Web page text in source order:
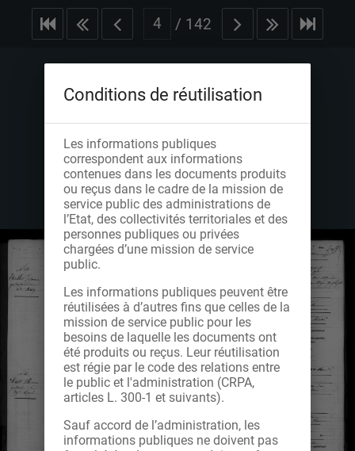
/ 142
Conditions de réutilisation
Les informations publiques
correspondent aux informations
contenues dans les documents produits
ou reçus dans le cadre de la mission de
service public des administrations de
l’Etat, des collectivités territoriales et des
personnes publiques ou privées
chargées d’une mission de service
public.
Les informations publiques peuvent être
réutilisées à d’autres fins que celles de la
mission de service public pour les
besoins de laquelle les documents ont
été produits ou reçus. Leur réutilisation
est régie par le code des relations entre
le public et l'administration (CRPA,
articles L. 300-1 et suivants).
Sauf accord de l’administration, les
informations publiques ne doivent pas